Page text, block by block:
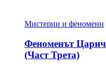
Мистерии и феномени
Феноменът
(Част Трета)